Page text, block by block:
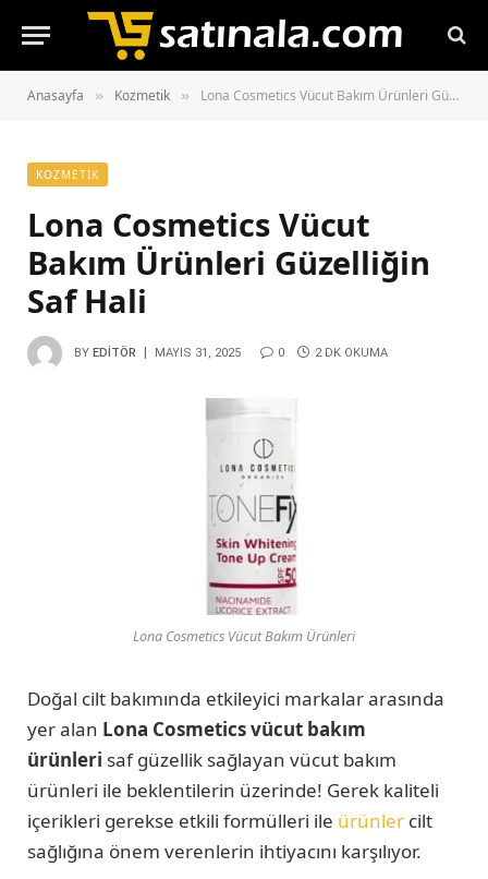
Anasayfa » Kozmetik » Lona Cosmetics Vücut Bakım Ürünleri Güzelliğin Saf Hali
KOZMETIK
Lona Cosmetics Vücut
Bakım Ürünleri Güzelliğin
Saf Hali
BY EDITÖR MAYIS 31, 2025 0 2 DK OKUMA
Lona Cosmetics Vücut Bakım Ürünleri
Doğal cilt bakımında etkileyici markalar arasında
yer alan Lona Cosmetics vücut bakım
ürünleri saf güzellik sağlayan vücut bakım
ürünleri ile beklentilerin üzerinde! Gerek kaliteli
içerikleri gerekse etkili formülleri ile ürünler cilt
sağlığına önem verenlerin ihtiyacını karşılıyor.